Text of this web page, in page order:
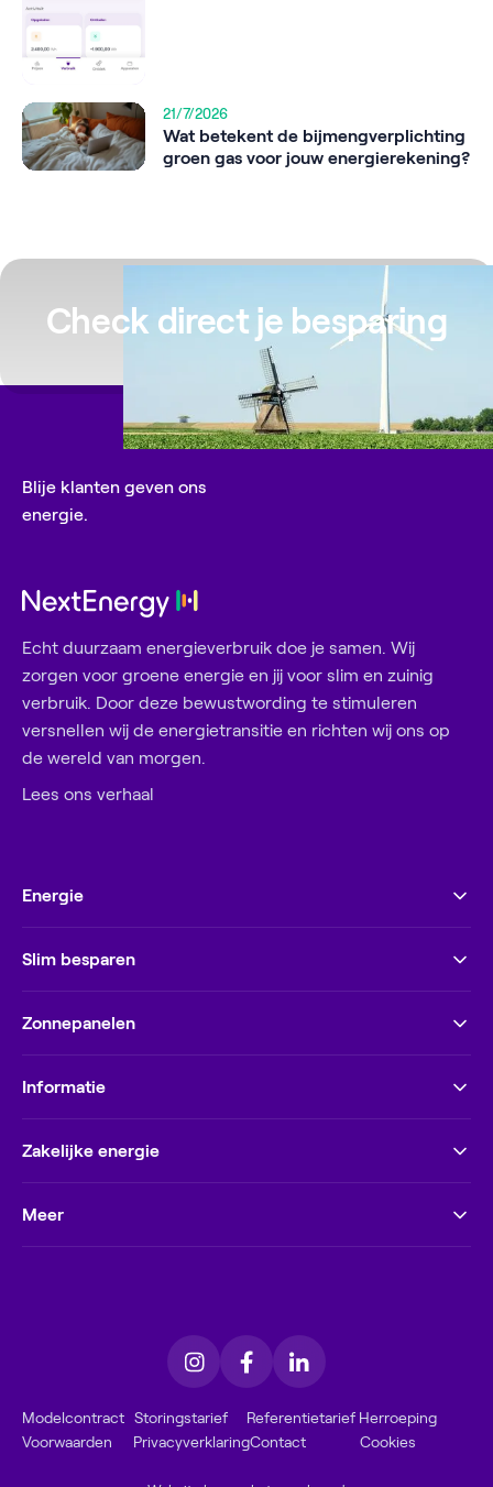
21/7/2026
Wat betekent de bijmengverplichting
groen gas voor jouw energierekening?
Check direct je besparing
Blije klanten geven ons
energie.
Echt duurzaam energieverbruik doe je samen. Wij
zorgen voor groene energie en jij voor slim en zuinig
verbruik. Door deze bewustwording te stimuleren
versnellen wij de energietransitie en richten wij ons op
de wereld van morgen.
Lees ons verhaal
Energie
Slim besparen
Zonnepanelen
Informatie
Zakelijke energie
Meer
Modelcontract Storingstarief Referentietarief Herroeping
Voorwaarden
PrivacyverklaringContact Cookies